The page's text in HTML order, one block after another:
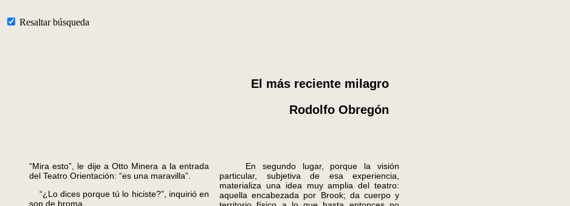
Resaltar búsqueda
El más reciente milagro
Rodolfo Obregón
“Mira esto”, le dije a Otto Minera a la entrada
del Teatro Orientación: “es una maravilla”.
“¿Lo dices porque tú lo hiciste?”, inquirió en
son de broma.
En segundo lugar, porque la visión
particular, subjetiva de esa experiencia,
materializa una idea muy amplia del teatro:
aquella encabezada por Brook; da cuerpo y